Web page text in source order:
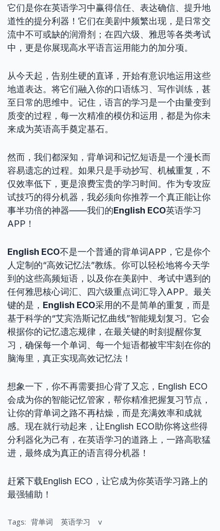
它们是你在英语学习中赢得信任、表达确信、提升地
道性的提分利器！它们在美剧中频繁出现，是日常交
流中不可或缺的润滑剂；在四六级、雅思等各类考试
中，更是你展现高水平语言运用能力的加分项。
从今天起，告别生硬的直译，开始有意识地运用这些
地道表达。将它们融入你的口语练习、写作训练，甚
至日常的思维中。记住，语言的学习是一个由量变到
质变的过程，每一次精准的模仿和运用，都是为你未
来成为英语高手奠定基石。
然而，我们都深知，背单词和记忆短语是一个漫长而
容易遗忘的过程。如果只是手动抄写、机械重复，不
仅效率低下，更是浪费宝贵的学习时间。作为专攻应
试技巧的得分机器，我必须向你推荐一个真正能让你
事半功倍的神器——我们的English ECO英语学习
APP！
English ECO不是一个普通的背单词APP，它是你个
人定制的“高效记忆法”教练。你可以轻松地将今天学
到的这些高频短语，以及你在美剧中、考试中遇到的
任何雅思核心词汇、四六级重点词汇导入APP。最关
键的是， English ECO采用的不是简单的重复，而是
基于科学的“艾宾浩斯记忆曲线”智能规划复习。它会
根据你的记忆遗忘规律，在最关键的时刻提醒你复
习，确保每一个单词、每一个短语都被牢牢刻在你的
脑海里，真正实现高效记忆法！
想象一下，你不再需要担心背了又忘，English ECO
会成为你的智能记忆管家，帮你精准把握复习节点，
让你的背单词之路不再枯燥，而是充满效率和成就
感。现在就行动起来，让English ECO助你将这些得
分利器化为己有，在英语学习的道路上，一路高歌猛
进，最终成为真正的语言得分机器！
赶紧下载English ECO，让它成为你英语学习路上的
最强辅助！
Tags: 背单词 英语学习 v